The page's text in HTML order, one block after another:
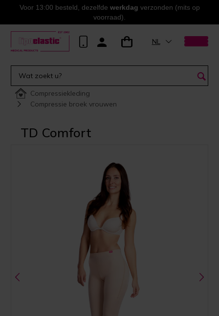
Voor 13:00 besteld, dezelfde werkdag verzonden (mits op
voorraad).
NL
Compressiekleding
Compressie broek vrouwen
TD Comfort